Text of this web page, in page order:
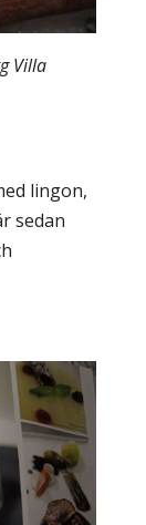
Villa
lingon,
sedan